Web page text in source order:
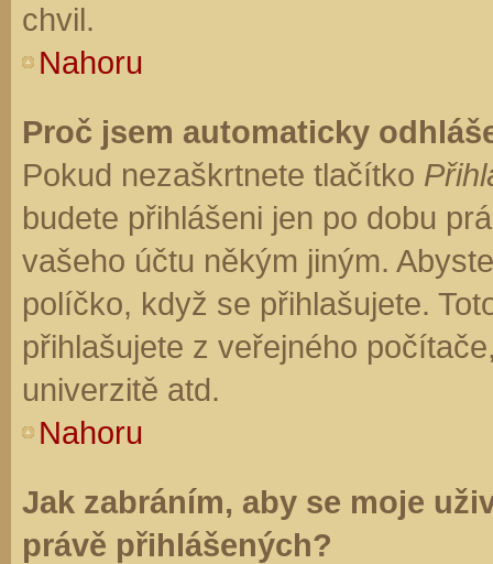
chvil.
Nahoru
Proč jsem automaticky
Pokud nezaškrtnete tlačítko
budete přihlášeni jen po dobu
vašeho účtu někým jiným.
políčko, když se přihlašujete.
přihlašujete z veřejného
univerzitě atd.
Nahoru
Jak zabráním, aby se moje
právě přihlášených?